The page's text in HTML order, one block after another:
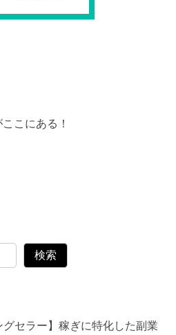
こにある！
検索
セラー】稼ぎに特化した副業